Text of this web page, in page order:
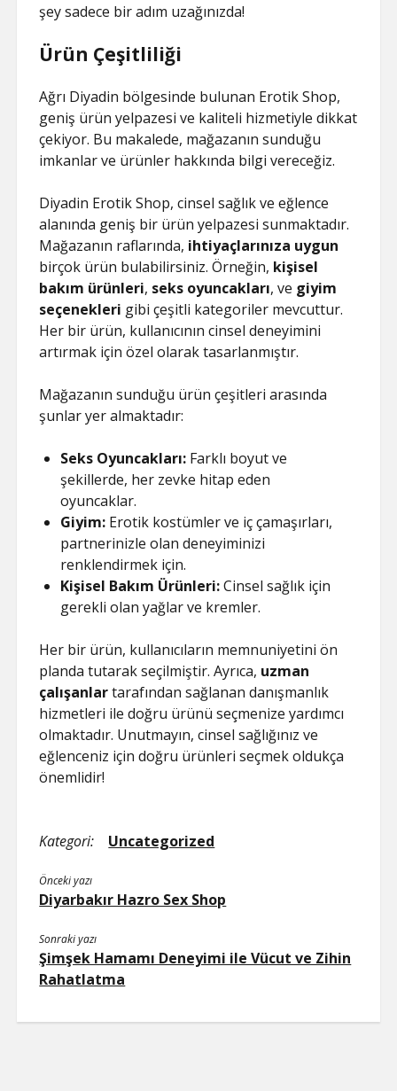
şey sadece bir adım uzağınızda!
Ürün Çeşitliliği
Ağrı Diyadin bölgesinde bulunan Erotik Shop,
geniş ürün yelpazesi ve kaliteli hizmetiyle dikkat
çekiyor. Bu makalede, mağazanın sunduğu
imkanlar ve ürünler hakkında bilgi vereceğiz.
Diyadin Erotik Shop, cinsel sağlık ve eğlence
alanında geniş bir ürün yelpazesi sunmaktadır.
Mağazanın raflarında, ihtiyaçlarınıza uygun
birçok ürün bulabilirsiniz. Örneğin, kişisel
bakım ürünleri, seks oyuncakları, ve giyim
seçenekleri gibi çeşitli kategoriler mevcuttur.
Her bir ürün, kullanıcının cinsel deneyimini
artırmak için özel olarak tasarlanmıştır.
Mağazanın sunduğu ürün çeşitleri arasında
şunlar yer almaktadır:
Seks Oyuncakları: Farklı boyut ve
şekillerde, her zevke hitap eden
oyuncaklar.
Giyim: Erotik kostümler ve iç çamaşırları,
partnerinizle olan deneyiminizi
renklendirmek için.
Kişisel Bakım Ürünleri:Cinsel sağlık için
gerekli olan yağlar ve kremler.
Her bir ürün, kullanıcıların memnuniyetini ön
planda tutarak seçilmiştir. Ayrıca, uzman
çalışanlartarafından sağlanan danışmanlık
hizmetleri ile doğru ürünü seçmenize yardımcı
olmaktadır. Unutmayın, cinsel sağlığınız ve
eğlenceniz için doğru ürünleri seçmek oldukça
önemlidir!
Kategori: Uncategorized
Önceki yazı
Diyarbakır Hazro Sex Shop
Sonraki yazı
Şimşek Hamamı Deneyimi ile Vücut ve Zihin
Rahatlatma